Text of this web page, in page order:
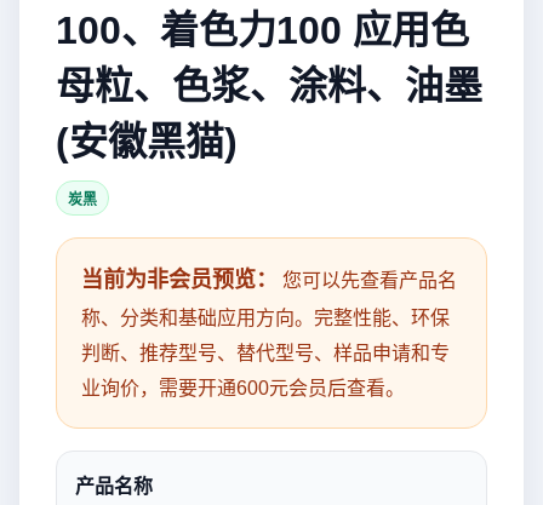
100、着色力100 应用色
母粒、色浆、涂料、油墨
(安徽黑猫)
炭黑
当前为非会员预览：
您可以先查看产品名
称、分类和基础应用方向。完整性能、环保
判断、推荐型号、替代型号、样品申请和专
业询价，需要开通600元会员后查看。
产品名称